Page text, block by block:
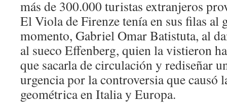
más de 300.000 turistas extranjeros
El Viola de Firenze tenía en sus filas al
momento, Gabriel Omar Batistuta, al
al sueco Effenberg, quien la vistieron
que sacarla de circulación y rediseñar
urgencia por la controversia que causó
geométrica en Italia y Europa.